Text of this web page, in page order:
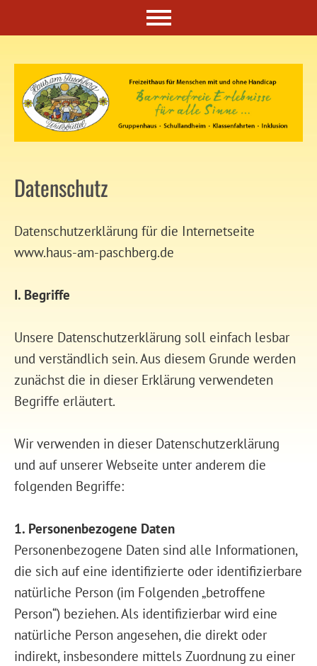
Datenschutz
Datenschutzerklärung für die Internetseite
www.haus-am-paschberg.de
I. Begriffe
Unsere Datenschutzerklärung soll einfach lesbar
und verständlich sein. Aus diesem Grunde werden
zunächst die in dieser Erklärung verwendeten
Begriffe erläutert.
Wir verwenden in dieser Datenschutzerklärung
und auf unserer Webseite unter anderem die
folgenden Begriffe:
1. Personenbezogene Daten
Personenbezogene Daten sind alle Informationen,
die sich auf eine identifizierte oder identifizierbare
natürliche Person (im Folgenden „betroffene
Person“) beziehen. Als identifizierbar wird eine
natürliche Person angesehen, die direkt oder
indirekt, insbesondere mittels Zuordnung zu einer